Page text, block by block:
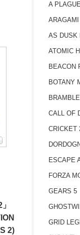
2)
A
ARAGAMI
AS DUSK
ATOMIC
BEACON
BOTANY
CALL OF
CRICKET
ESCAPE
FORZA
GEARS 5
GRID